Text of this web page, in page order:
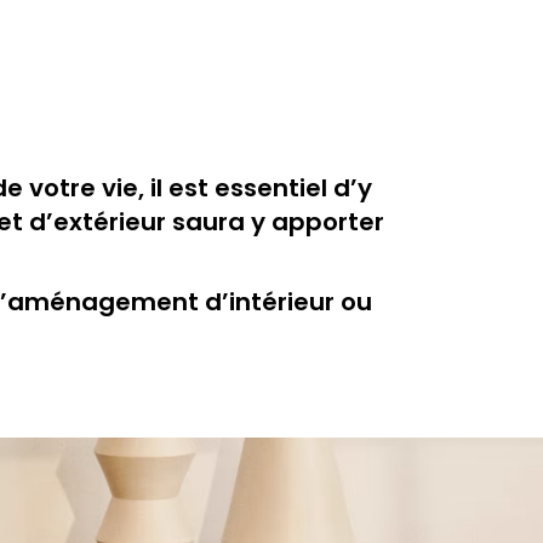
votre vie, il est essentiel d’y
d’extérieur saura y apporter
d’intérieur ou